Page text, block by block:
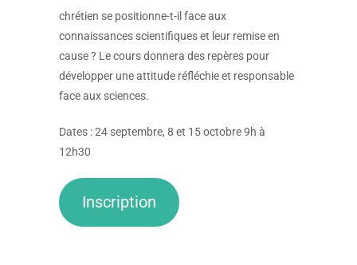
chrétien se positionne-t-il face aux
connaissances scientifiques et leur remise en
cause ? Le cours donnera des repères pour
développer une attitude réfléchie et responsable
face aux sciences.
Dates : 24 septembre, 8 et 15 octobre 9h à
12h30
Inscription